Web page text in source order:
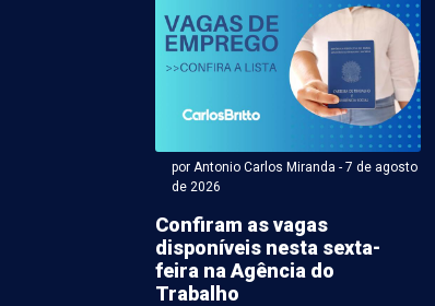
por Antonio Carlos Miranda - 7 de agosto
de 2026
Confiram as vagas
disponíveis nesta sexta-
feira na Agência do
Trabalho